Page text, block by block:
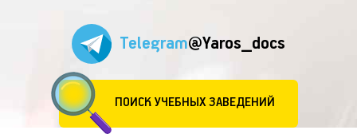
Telegram@Yaros_docs
ПОИСК УЧЕБНЫХ ЗАВЕДЕНИЙ